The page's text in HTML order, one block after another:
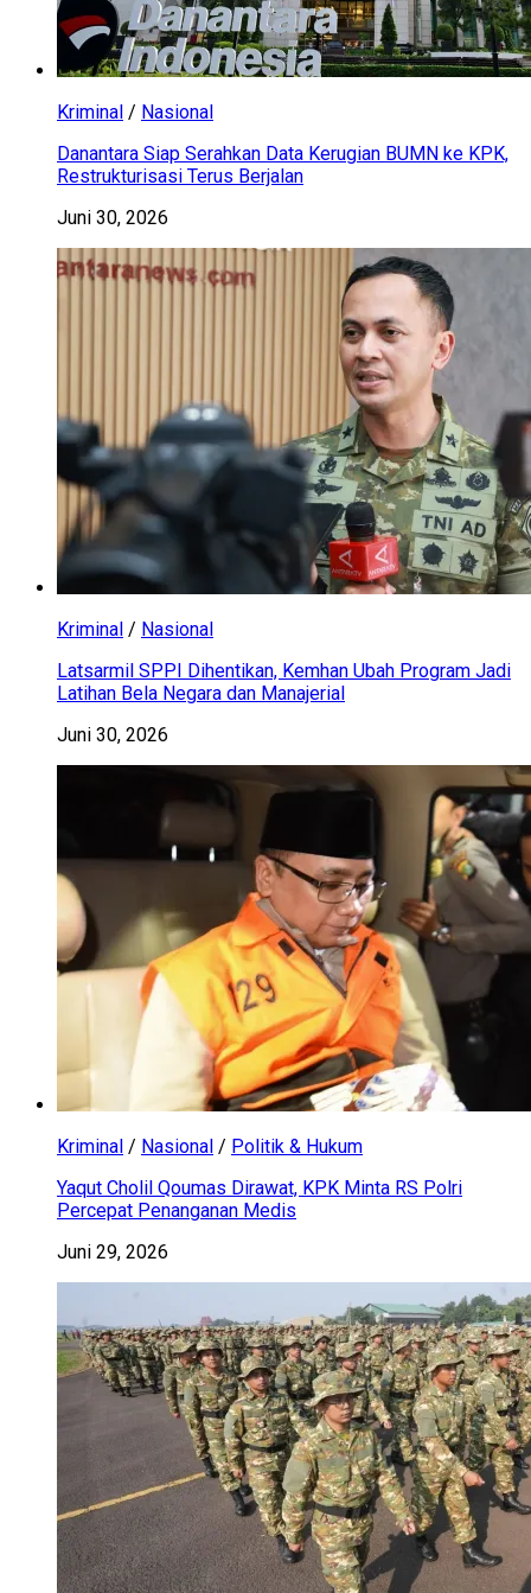
Kriminal / Nasional
Danantara Siap Serahkan Data Kerugian BUMN ke KPK,
Restrukturisasi Terus Berjalan
Juni 30, 2026
Kriminal / Nasional
Latsarmil SPPI Dihentikan, Kemhan Ubah Program Jadi
Latihan Bela Negara dan Manajerial
Juni 30, 2026
Kriminal / Nasional / Politik & Hukum
Yaqut Cholil Qoumas Dirawat, KPK Minta RS Polri
Percepat Penanganan Medis
Juni 29, 2026